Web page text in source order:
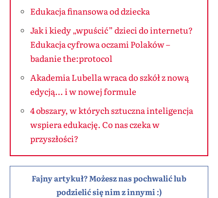
Edukacja finansowa od dziecka
Jak i kiedy „wpuścić” dzieci do internetu?
Edukacja cyfrowa oczami Polaków –
badanie the:protocol
Akademia Lubella wraca do szkół z nową
edycją… i w nowej formule
4 obszary, w których sztuczna inteligencja
wspiera edukację. Co nas czeka w
przyszłości?
Fajny artykuł? Możesz nas pochwalić lub
podzielić się nim z innymi :)